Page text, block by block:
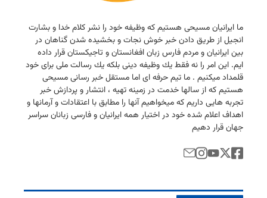
ما ایرانیان مسیحی هستیم كه وظیفه خود را نشر كلام خدا و بشارت
انجیل از طریق دادن خبر خوش نجات و بخشیده شدن گناهان در
بین ایرانیان و مردم فارس زبان افغانستان و تاجیكستان قرار داده
ایم. این امر را نه فقط یك وظیفه دینی بلكه یك رسالت ملی برای خود
قلمداد میكنیم . ما تیم حرفه ای اما مستقل خبر رسانی مسیحی
هستیم كه از سالها خدمت در زمینه تهیه ، انتشار و پردازش خبر
تجربه هایی داریم كه میخواهیم آنها را مطابق با اعتقادات و آرمانها و
اهداف اعلام شده خود در اختیار همه ایرانیان و فارسی زبانان سراسر
جهان قرار دهیم